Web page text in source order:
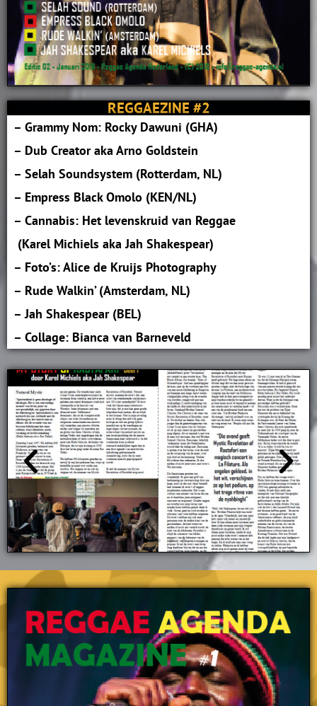
REGGAEZINE #2
– Grammy Nom: Rocky Dawuni (GHA)
– Dub Creator aka Arno Goldstein
– Selah Soundsystem (Rotterdam, NL)
– Empress Black Omolo (KEN/NL)
– Cannabis: Het levenskruid van Reggae
(Karel Michiels aka Jah Shakespear)
– Foto’s: Alice de Kruijs Photography
– Rude Walkin’ (Amsterdam, NL)
– Jah Shakespear (BEL)
– Collage: Bianca van Barneveld